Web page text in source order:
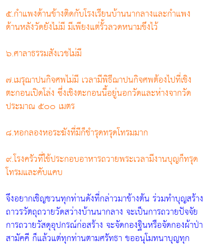
๕.กำแพงด้านข้างติดกับโรงเรียนบ้านนากลางและกำแพง
ด้านหลังวัดยังไม่มี มีเพียงแต่รั้วลวดหนามขึงไว้
๖.ศาลาธรรมสังเวชไม่มี
๗.เมรุฌาปนกิจศพไม่มี เวลามีพิธีฌาปนกิจศพต้องไปที่เชิง
ตะกอนเปิดโล่ง ซึ่งเชิงตะกอนนี้อยู่นอกวัดและห่างจากวัด
ประมาณ ๕๐๐ เมตร
๘.หอกลองหอระฆังที่มีก็ชำรุดทรุดโทรมมาก
๙.โรงครัวที่ใช้ประกอบอาหารถวายพระเวลามีงานบุญก็ทรุด
โทรมและคับแคบ
จึงอยากเชิญชวนทุกท่านดังที่กล่าวมาข้างต้น ร่วมทำบุญสร้าง
ถาวรวัตถุถวายวัดสว่างบ้านนากลาง จะเป็นการถวายปัจจัย
การถวายวัสดุอุปกรณ์ก่อสร้าง จะจัดกองฐินหรือจัดกองผ้าป่า
สามัคคี ก็แล้วแต่ทุกท่านตามศรัทธา ขออนุโมทนาบุญทุก